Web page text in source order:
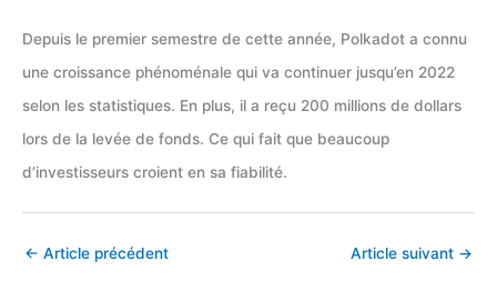
Depuis le premier semestre de cette année, Polkadot a connu
une croissance phénoménale qui va continuer jusqu’en 2022
selon les statistiques. En plus, il a reçu 200 millions de dollars
lors de la levée de fonds. Ce qui fait que beaucoup
d’investisseurs croient en sa fiabilité.
← Article précédent Article suivant →